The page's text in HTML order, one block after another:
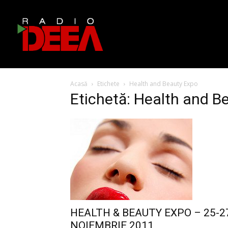
Acasă Etichete Health and Beauty Expo
Etichetă: Health and
HEALTH & BEAUTY EXPO – 25-